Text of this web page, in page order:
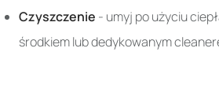
Czyszczenie - umyj po użyciu
środkiem lub dedykowanym